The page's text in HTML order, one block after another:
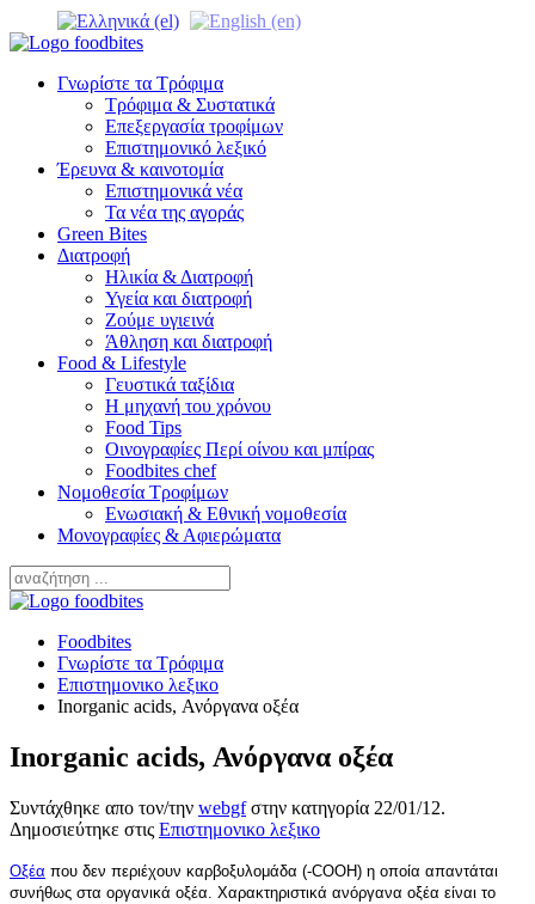
Γνωρίστε τα Τρόφιμα
Τρόφιμα & Συστατικά
Επεξεργασία τροφίμων
Επιστημονικό λεξικό
Έρευνα & καινοτομία
Επιστημονικά νέα
Τα νέα της αγοράς
Green Bites
Διατροφή
Ηλικία & Διατροφή
Υγεία και διατροφή
Ζούμε υγιεινά
Άθληση και διατροφή
Food & Lifestyle
Γευστικά ταξίδια
Η μηχανή του χρόνου
Food Tips
Οινογραφίες Περί οίνου και μπίρας
Foodbites chef
Νομοθεσία Τροφίμων
Ενωσιακή & Εθνική νομοθεσία
Μονογραφίες & Αφιερώματα
Foodbites
Γνωρίστε τα Τρόφιμα
Επιστημονικο λεξικο
Inorganic acids, Ανόργανα οξέα
Inorganic acids, Ανόργανα οξέα
Συντάχθηκε απο τον/την webgfστην κατηγορία 22/01/12.
Δημοσιεύτηκε στις Επιστημονικο λεξικο
Οξέα που δεν περιέχουν καρβοξυλομάδα (-COOH) η οποία απαντάται
συνήθως στα οργανικά οξέα. Χαρακτηριστικά ανόργανα οξέα είναι το